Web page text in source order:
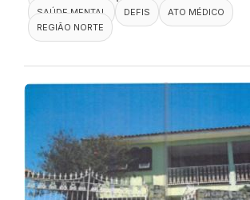
SAÚDE MENTAL
DEFIS
ATO MÉDICO
REGIÃO NORTE